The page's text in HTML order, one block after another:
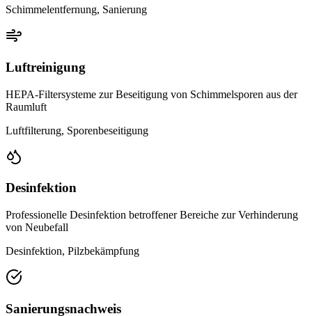
Schimmelentfernung, Sanierung
Luftreinigung
HEPA-Filtersysteme zur Beseitigung von Schimmelsporen aus der
Raumluft
Luftfilterung, Sporenbeseitigung
Desinfektion
Professionelle Desinfektion betroffener Bereiche zur Verhinderung
von Neubefall
Desinfektion, Pilzbekämpfung
Sanierungsnachweis